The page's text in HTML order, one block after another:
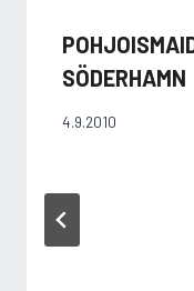
SÖDERHAMN
4.9.2010